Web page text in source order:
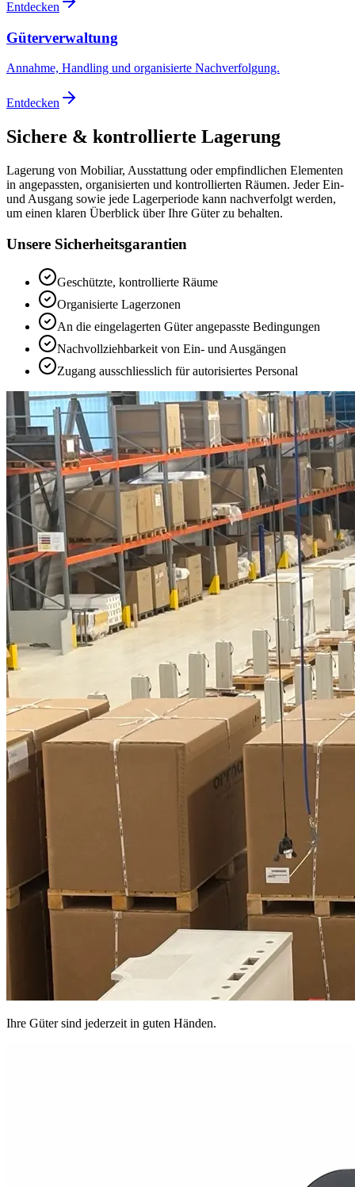
Entdecken
Güterverwaltung
Annahme, Handling und organisierte Nachverfolgung.
Entdecken
Sichere & kontrollierte Lagerung
Lagerung von Mobiliar, Ausstattung oder empfindlichen Elementen
in angepassten, organisierten und kontrollierten Räumen. Jeder Ein-
und Ausgang sowie jede Lagerperiode kann nachverfolgt werden,
um einen klaren Überblick über Ihre Güter zu behalten.
Unsere Sicherheitsgarantien
Geschützte, kontrollierte Räume
Organisierte Lagerzonen
An die eingelagerten Güter angepasste Bedingungen
Nachvollziehbarkeit von Ein- und Ausgängen
Zugang ausschliesslich für autorisiertes Personal
Ihre Güter sind jederzeit in guten Händen.